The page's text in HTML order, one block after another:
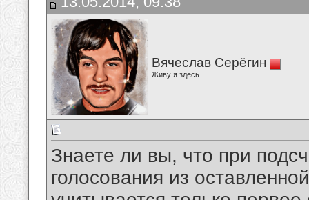
Вячеслав Серёгин
Живу я здесь
Знаете ли вы, что при
голосования из